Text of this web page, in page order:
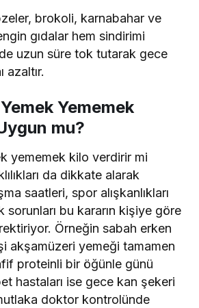
brokoli, karnabahar ve
gıdalar hem sindirimi
uzun süre tok tutarak gece
azaltır.
Yememek
mu?
yememek kilo verdirir mi
da dikkate alarak
saatleri, spor alışkanlıkları
sorunları bu kararın kişiye göre
Örneğin sabah erken
akşamüzeri yemeği tamamen
proteinli bir öğünle günü
hastaları ise gece kan şekeri
doktor kontrolünde